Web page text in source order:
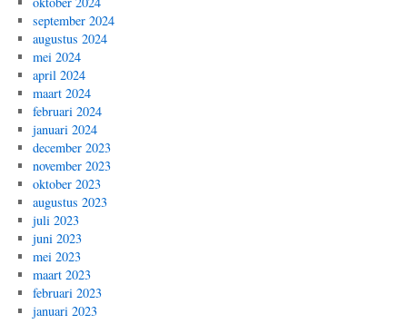
september 2024
augustus 2024
mei 2024
april 2024
maart 2024
februari 2024
januari 2024
december 2023
november 2023
oktober 2023
augustus 2023
juli 2023
juni 2023
mei 2023
maart 2023
februari 2023
januari 2023